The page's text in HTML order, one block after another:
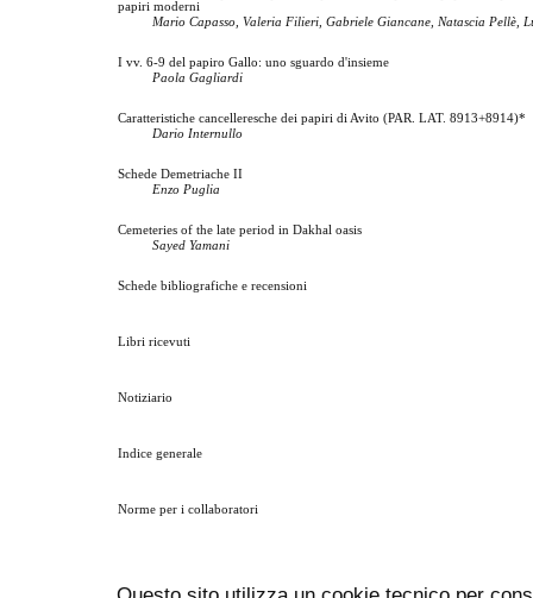
papiri moderni
Mario Capasso, Valeria Filieri, Gabriele Giancane, Natascia Pellè,
I vv. 6-9 del papiro Gallo: uno sguardo d'insieme
Paola Gagliardi
Caratteristiche cancelleresche dei papiri di Avito (PAR. LAT. 8913+8914)*
Dario Internullo
Schede Demetriache II
Enzo Puglia
Cemeteries of the late period in Dakhal oasis
Sayed Yamani
Schede bibliografiche e recensioni
Libri ricevuti
Notiziario
Indice generale
Norme per i collaboratori